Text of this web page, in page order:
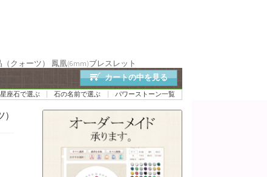
クォーツ） 鳳凰(6mm)ブレスレット
カートの中を見る
星座石で選ぶ 石の名前で選ぶ パワーストーン一覧